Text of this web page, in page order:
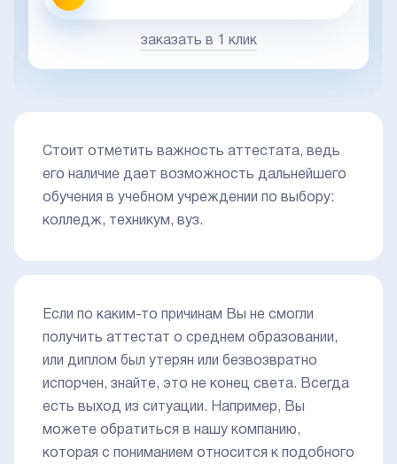
заказать в 1 клик
Стоит отметить важность аттестата, ведь
его наличие дает возможность дальнейшего
обучения в учебном учреждении по выбору:
колледж, техникум, вуз.
Если по каким-то причинам Вы не смогли
получить аттестат о среднем образовании,
или диплом был утерян или безвозвратно
испорчен, знайте, это не конец света. Всегда
есть выход из ситуации. Например, Вы
можете обратиться в нашу компанию,
которая с пониманием относится к подобного